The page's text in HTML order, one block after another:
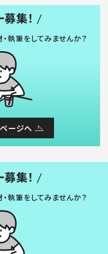
集！
執筆をしてみませんか？
ージへ
集！
執筆をしてみませんか？